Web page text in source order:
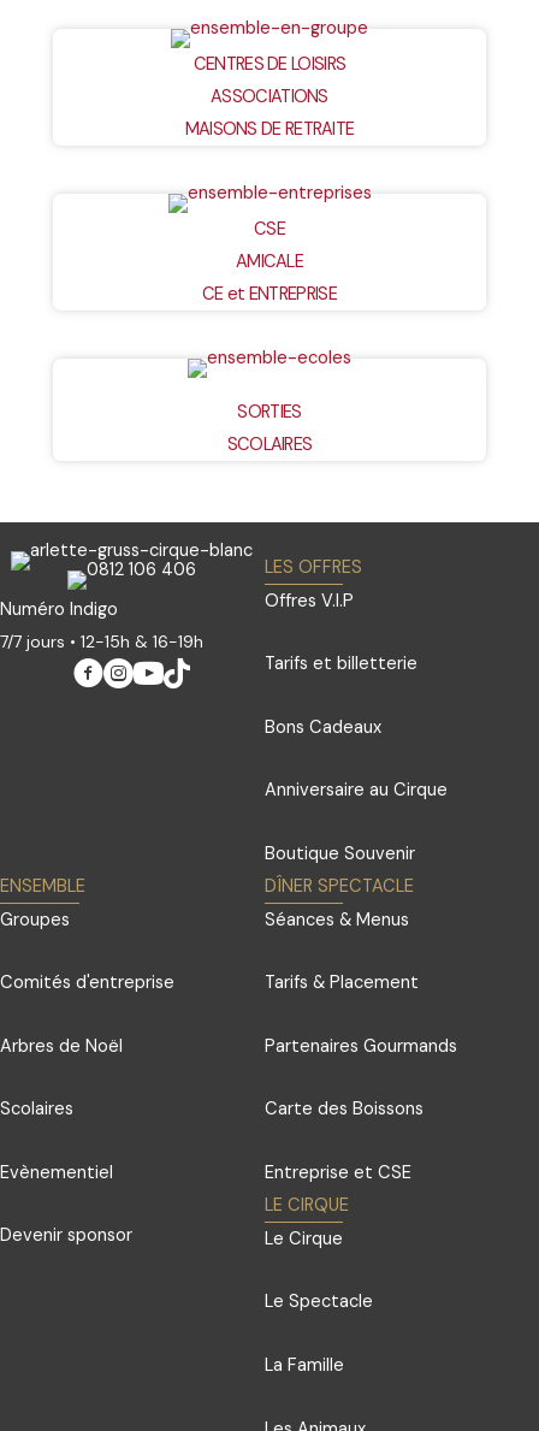
CENTRES DE LOISIRS
ASSOCIATIONS
MAISONS DE RETRAITE
CSE
AMICALE
CE et ENTREPRISE
SORTIES
SCOLAIRES
Numéro Indigo
7/7 jours • 12-15h & 16-19h
LES OFFRES
Offres V.I.P
Tarifs et billetterie
Bons Cadeaux
Anniversaire au Cirque
Boutique Souvenir
ENSEMBLE
Groupes
Comités d'entreprise
Arbres de Noël
Scolaires
Evènementiel
Devenir sponsor
DÎNER SPECTACLE
Séances & Menus
Tarifs & Placement
Partenaires Gourmands
Carte des Boissons
Entreprise et CSE
LE CIRQUE
Le Cirque
Le Spectacle
La Famille